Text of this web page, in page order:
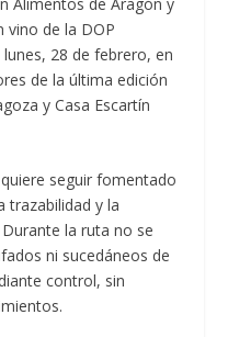
vino de la DOP
28 de febrero, en
de la última edición
y Casa Escartín
seguir fomentado
trazabilidad y la
la ruta no se
ni sucedáneos de
control, sin